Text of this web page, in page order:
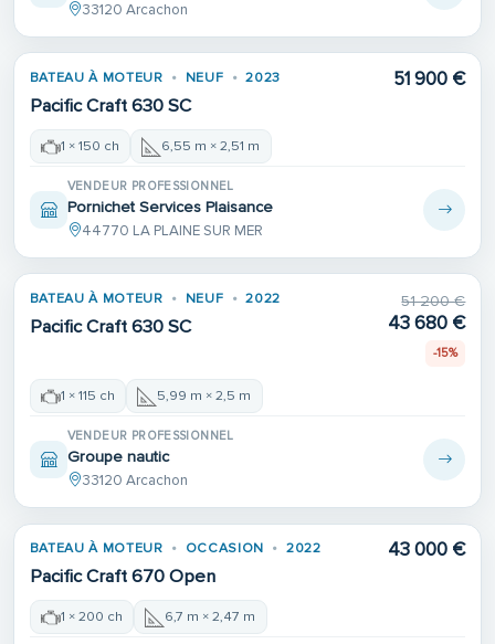
33120 Arcachon
BATEAU À MOTEUR NEUF 2023
Pacific Craft 630 SC
51 900 €
1 × 150 ch 6,55 m × 2,51 m
VENDEUR PROFESSIONNEL
Pornichet Services Plaisance
44770 LA PLAINE SUR MER
BATEAU À MOTEUR NEUF 2022
Pacific Craft 630 SC
51 200 €
43 680 €
-15%
1 × 115 ch 5,99 m × 2,5 m
VENDEUR PROFESSIONNEL
Groupe nautic
33120 Arcachon
BATEAU À MOTEUR OCCASION 2022
Pacific Craft 670 Open
43 000 €
1 × 200 ch 6,7 m × 2,47 m